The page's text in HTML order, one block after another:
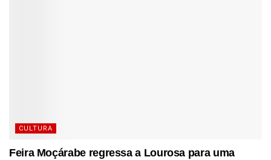
CULTURA
Feira Moçárabe regressa a Lourosa para uma